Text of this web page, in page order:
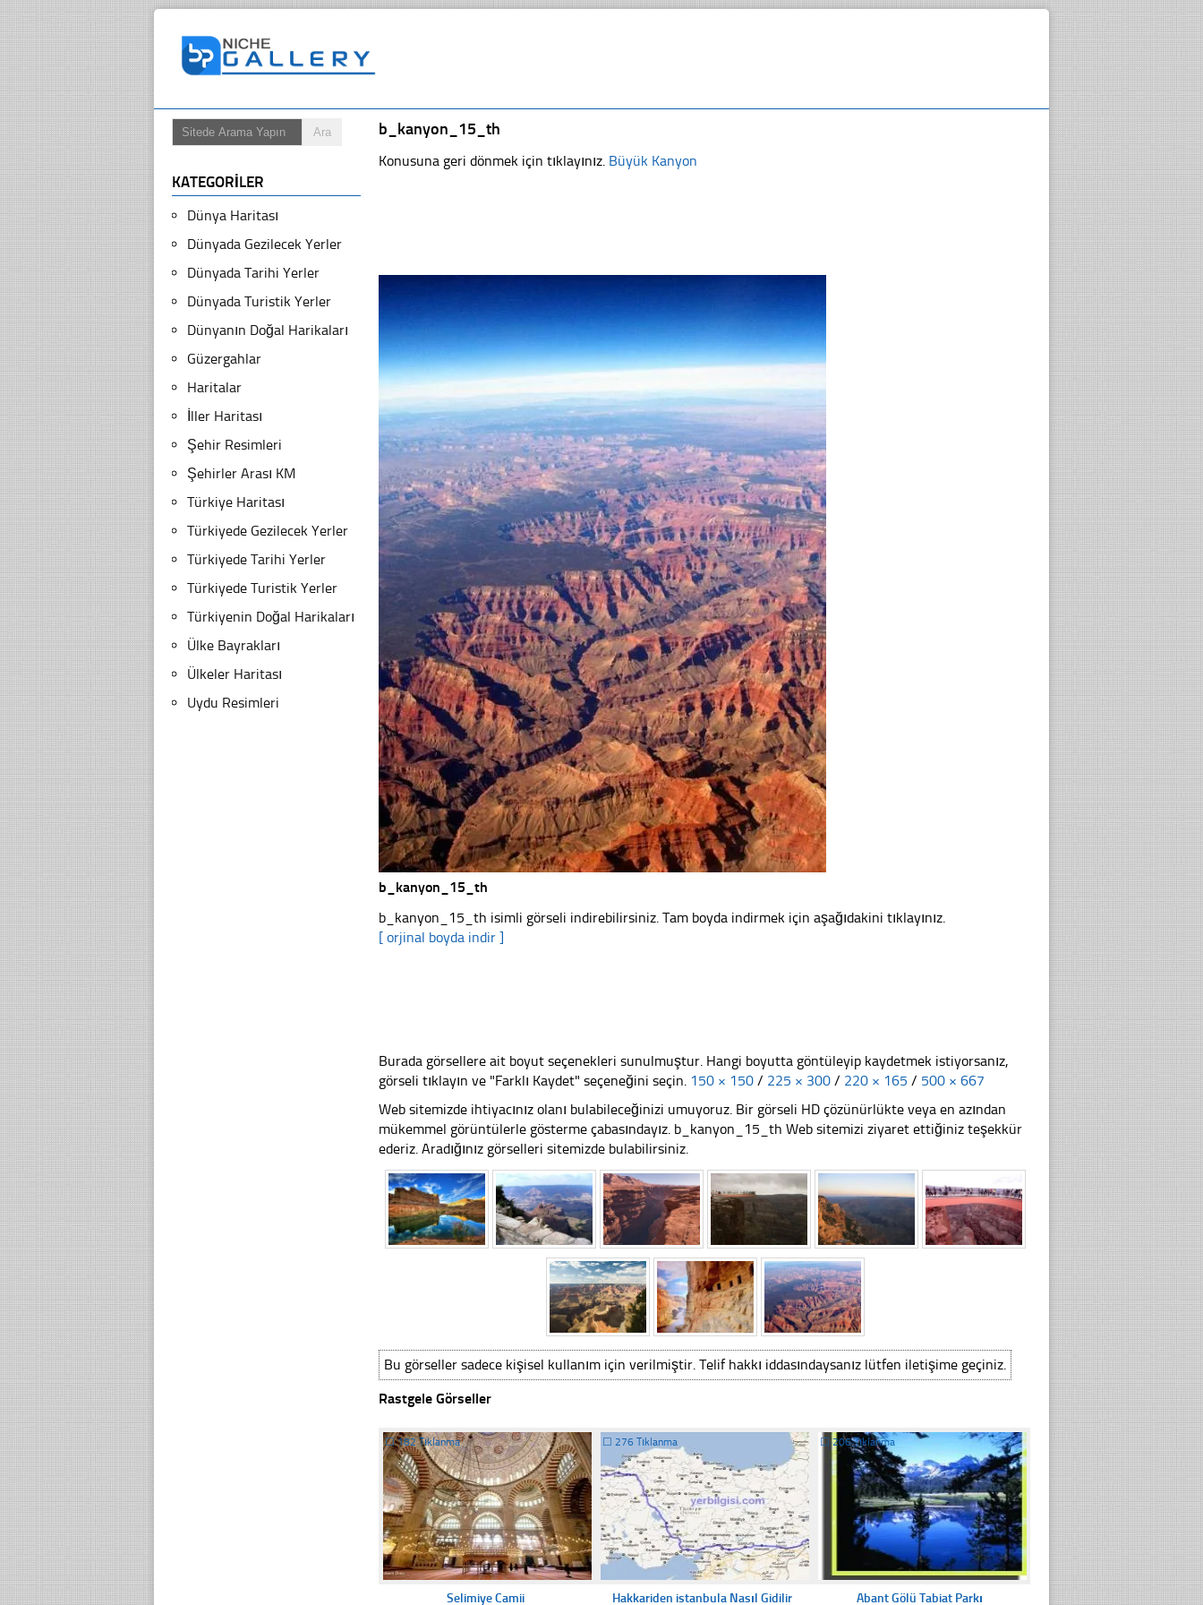
b_kanyon_15_th
Konusuna geri dönmek için tıklayınız. Büyük Kanyon
b_kanyon_15_th
b_kanyon_15_th isimli görseli indirebilirsiniz. Tam boyda indirmek için aşağıdakini tıklayınız.
[ orjinal boyda indir ]
Burada görsellere ait boyut seçenekleri sunulmuştur. Hangi boyutta göntüleyip kaydetmek istiyorsanız,
görseli tıklayın ve "Farklı Kaydet" seçeneğini seçin. 150 × 150 / 225 × 300 / 220 × 165 / 500 × 667
Web sitemizde ihtiyacınız olanı bulabileceğinizi umuyoruz. Bir görseli HD çözünürlükte veya en azından
mükemmel görüntülerle gösterme çabasındayız. b_kanyon_15_th Web sitemizi ziyaret ettiğiniz teşekkür
ederiz. Aradığınız görselleri sitemizde bulabilirsiniz.
Bu görseller sadece kişisel kullanım için verilmiştir. Telif hakkı iddasındaysanız lütfen iletişime geçiniz.
Rastgele Görseller
☐182 Tıklanma
Selimiye Camii
☐ 276 Tıklanma
Hakkariden istanbula Nasıl Gidilir
☐ 206 Tıklanma
Abant Gölü Tabiat Parkı
KATEGORILER
Dünya Haritası
Dünyada Gezilecek Yerler
Dünyada Tarihi Yerler
Dünyada Turistik Yerler
Dünyanın Doğal Harikaları
Güzergahlar
Haritalar
İller Haritası
Şehir Resimleri
Şehirler Arası KM
Türkiye Haritası
Türkiyede Gezilecek Yerler
Türkiyede Tarihi Yerler
Türkiyede Turistik Yerler
Türkiyenin Doğal Harikaları
Ülke Bayrakları
Ülkeler Haritası
Uydu Resimleri